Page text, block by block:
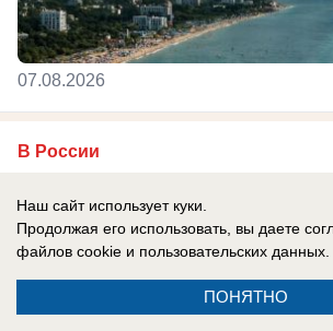
07.08.2026
В России
«похищения» с учений,
Украине в ракетах Patriot,
Наш сайт использует куки.
Продолжая его использовать, вы даете
файлов cookie и пользовательских данных.
ПОНЯТНО